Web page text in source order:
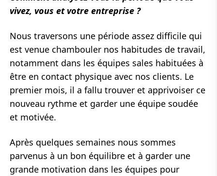
vivez, vous et votre entreprise ?
Nous traversons une période assez difficile qui
est venue chambouler nos habitudes de travail,
notamment dans les équipes sales habituées à
être en contact physique avec nos clients. Le
premier mois, il a fallu trouver et apprivoiser ce
nouveau rythme et garder une équipe soudée
et motivée.
Après quelques semaines nous sommes
parvenus à un bon équilibre et à garder une
grande motivation dans les équipes pour